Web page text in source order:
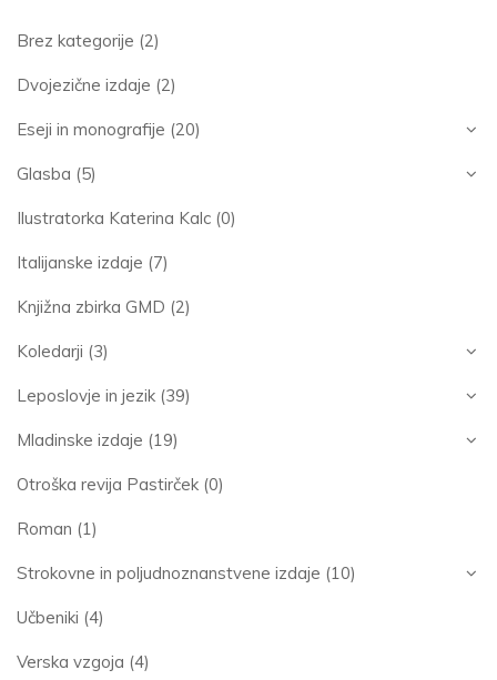
Brez kategorije (2)
Dvojezične izdaje (2)
Eseji in monografije (20)
Glasba (5)
Ilustratorka Katerina Kalc (0)
Italijanske izdaje (7)
Knjižna zbirka GMD (2)
Koledarji (3)
Leposlovje in jezik (39)
Mladinske izdaje (19)
Otroška revija Pastirček (0)
Roman (1)
Strokovne in poljudnoznanstvene izdaje (10)
Učbeniki (4)
Verska vzgoja (4)